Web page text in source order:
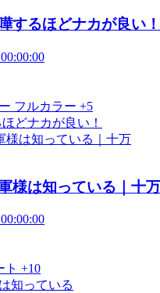
するほどナカが良い
フルカラー +5
どナカが良い！
様は知っている｜十万
ト +10
知っている